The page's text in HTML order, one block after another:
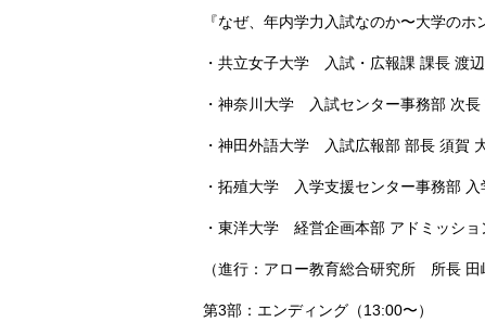
『なぜ、年内学力入試なのか〜大学のホ
・共立女子大学 入試・広報課 課長 渡
・神奈川大学 入試センター事務部 次長
・神田外語大学 入試広報部 部長 須賀
・拓殖大学 入学支援センター事務部 入
・東洋大学 経営企画本部 アドミッシ
（進行：アロー教育総合研究所 所長 田
第3部：エンディング（13:00〜）